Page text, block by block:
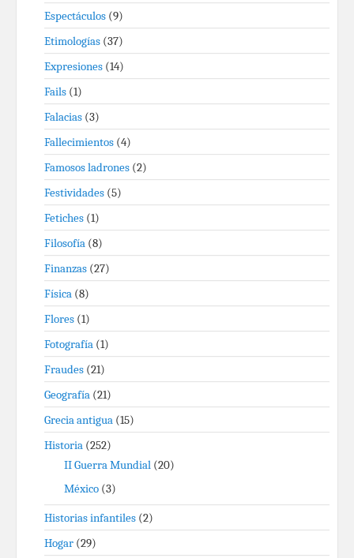
Espectáculos (9)
Etimologías (37)
Expresiones (14)
Fails (1)
Falacias (3)
Fallecimientos (4)
Famosos ladrones (2)
Festividades (5)
Fetiches (1)
Filosofía (8)
Finanzas (27)
Física (8)
Flores (1)
Fotografía (1)
Fraudes (21)
Geografía (21)
Grecia antigua (15)
Historia (252)
II Guerra Mundial (20)
México (3)
Historias infantiles (2)
Hogar (29)